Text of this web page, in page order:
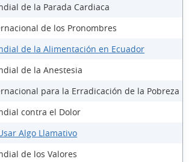
de la Parada Cardiaca
de los Pronombres
de la Alimentación en Ecuador
de la Anestesia
para la Erradicación de la Pobreza
contra el Dolor
Algo Llamativo
de los Valores